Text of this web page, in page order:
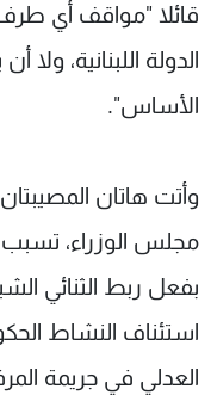
قائلا "مواقف أي طرف
الدولة اللبنانية،
الأساس".
وأتت هاتان
بفعل ربط الثنائي
استئناف النشاط
العدلي في جريمة